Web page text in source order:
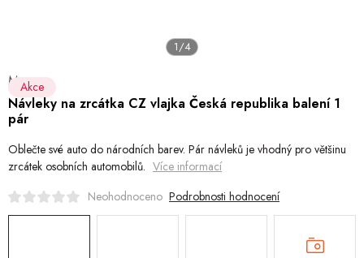
Dětské zboží a hračky
Akční ceny
Půjčovna Kontaktuje nás
Merco
Návleky na zrcátka CZ vlajka Česká republika balení 1
pár
Oblečte své auto do národních barev. Pár návleků je vhodný pro většinu
zrcátek osobních automobilů. Více informací
Akce
Neohodnoceno Podrobnosti hodnocení
1/4